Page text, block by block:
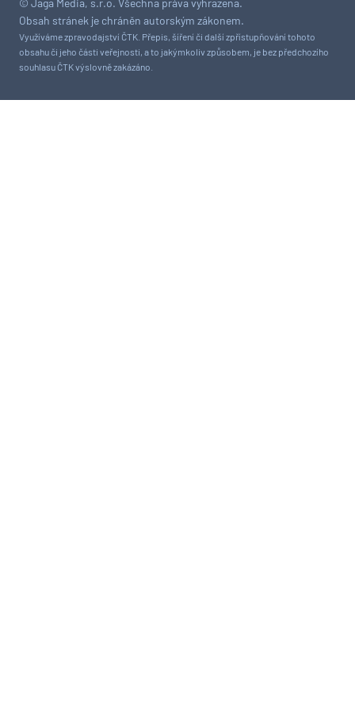
© Jaga Media, s.r.o. Všechna práva vyhrazena.
Obsah stránek je chráněn autorským zákonem.
Využíváme zpravodajství ČTK. Přepis, šíření či další zpřístupňování tohoto
obsahu či jeho části veřejnosti, a to jakýmkoliv způsobem, je bez předchozího
souhlasu ČTK výslovně zakázáno.